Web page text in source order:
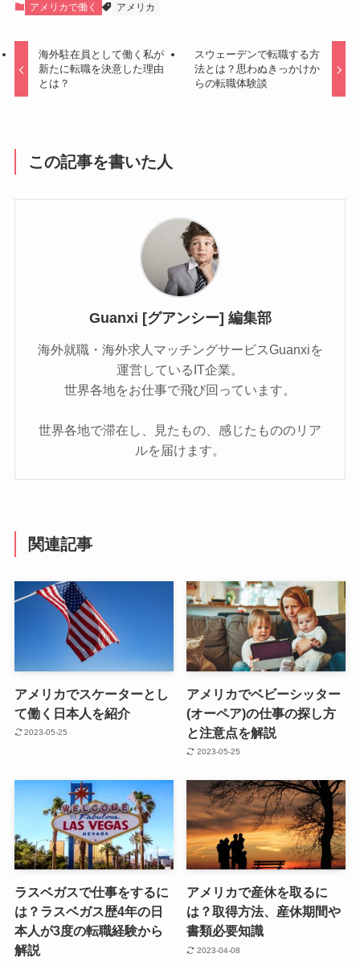
アメリカで働く アメリカ
海外駐在員として働く私が
新たに転職を決意した理由
とは？
スウェーデンで転職する方
法とは？思わぬきっかけか
らの転職体験談
この記事を書いた人
Guanxi [グアンシー] 編集部
海外就職・海外求人マッチングサービスGuanxiを
運営しているIT企業。
世界各地をお仕事で飛び回っています。
世界各地で滞在し、見たもの、感じたもののリア
ルを届けます。
関連記事
アメリカでスケーターとし
て働く日本人を紹介
2023-05-25
アメリカでベビーシッター
(オーペア)の仕事の探し方
と注意点を解説
2023-05-25
ラスベガスで仕事をするに
は？ラスベガス歴4年の日
本人が3度の転職経験から
解説
アメリカで産休を取るに
は？取得方法、産休期間や
書類必要知識
2023-04-08